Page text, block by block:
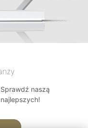
naszą